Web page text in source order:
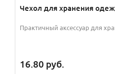
Чехол для хранения
Практичный аксессуар для
16.80 руб.